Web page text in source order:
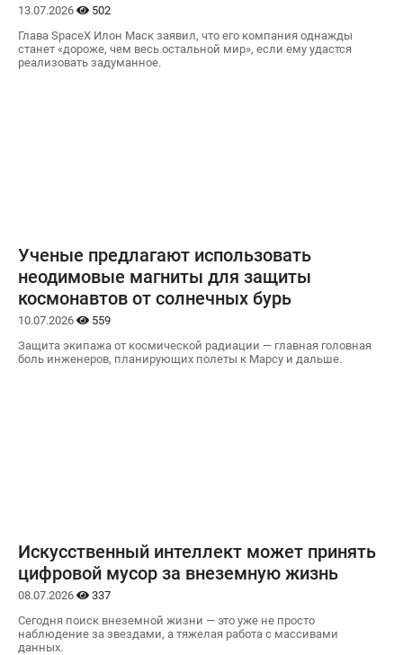
13.07.2026
502
Глава SpaceX Илон Маск заявил, что его компания однажды
станет «дороже, чем весь остальной мир», если ему удастся
реализовать задуманное.
Ученые предлагают использовать
неодимовые магниты для защиты
космонавтов от солнечных бурь
10.07.2026
559
Защита экипажа от космической радиации — главная головная
боль инженеров, планирующих полеты к Марсу и дальше.
Искусственный интеллект может принять
цифровой мусор за внеземную жизнь
08.07.2026
337
Сегодня поиск внеземной жизни — это уже не просто
наблюдение за звездами, а тяжелая работа с массивами
данных.